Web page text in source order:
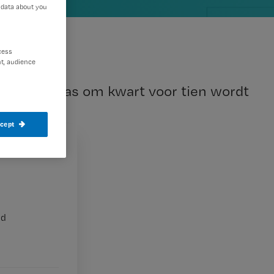
Als ik pas om kwart voor tien wordt
about you
audience